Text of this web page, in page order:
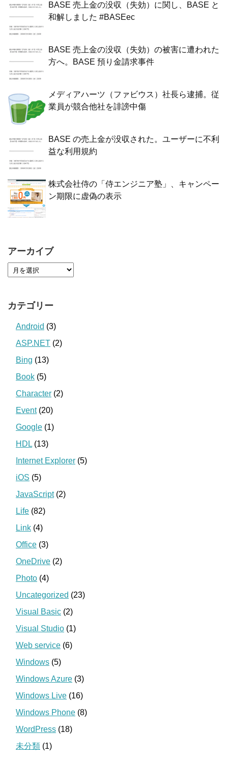
BASE 売上金の没収（失効）に関し、BASE と
和解しました #BASEec
BASE 売上金の没収（失効）の被害に遭われた
方へ。BASE 預り金請求事件
メディアハーツ（ファビウス）社長ら逮捕。従
業員が競合他社を誹謗中傷
BASE の売上金が没収された。ユーザーに不利
益な利用規約
株式会社侍の「侍エンジニア塾」、キャンペー
ン期限に虚偽の表示
アーカイブ
カテゴリー
Android (3)
ASP.NET (2)
Bing (13)
Book (5)
Character (2)
Event(20)
Google (1)
HDL (13)
Internet Explorer (5)
iOS (5)
JavaScript(2)
Life (82)
Link (4)
Office (3)
OneDrive (2)
Photo (4)
Uncategorized (23)
Visual Basic (2)
Visual Studio (1)
Web service (6)
Windows (5)
Windows Azure (3)
Windows Live (16)
Windows Phone (8)
WordPress (18)
未分類 (1)